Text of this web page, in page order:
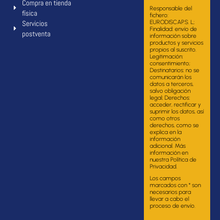
Compra en tienda
física
Servicios
postventa
Responsable del
fichero:
EURODISCAP.S. L;
Finalidad: envío de
información sobre
productos y servicios
propios al suscrito.
Legitimación:
consentimiento;
Destinatarios: no se
comunicarán los
datos a terceros,
salvo obligación
legal; Derechos:
acceder, rectificar y
suprimir los datos, así
como otros
derechos, como se
explica en la
información
adicional. Más
información en
nuestra Política de
Privacidad.
Los campos
marcados con * son
necesarios para
llevar a cabo el
proceso de envío.